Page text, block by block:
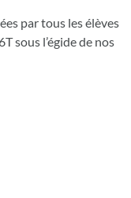
par tous les élèves
sous l’égide de nos